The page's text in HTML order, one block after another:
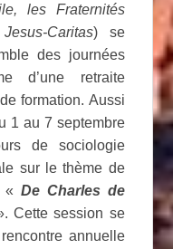
les Fraternités
Caritas) se
des journées
d’une retraite
formation. Aussi
1 au 7 septembre
de sociologie
sur le thème de
« De Charles de
Cette session se
annuelle